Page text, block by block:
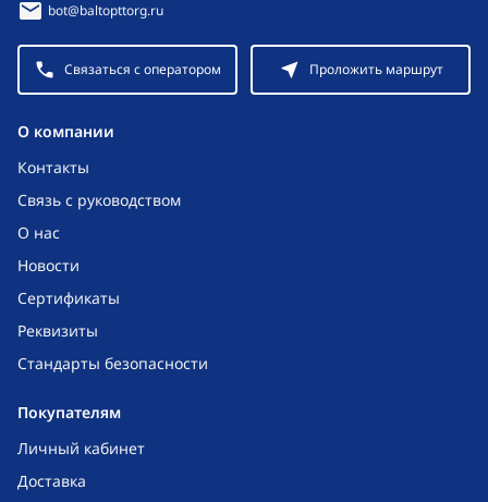
O компании
Контакты
Связь с руководством
О нас
Новости
Сертификаты
Реквизиты
Стандарты безопасности
Покупателям
Личный кабинет
Доставка
bot@baltopttorg.ru
Связаться с оператором Проложить маршрут